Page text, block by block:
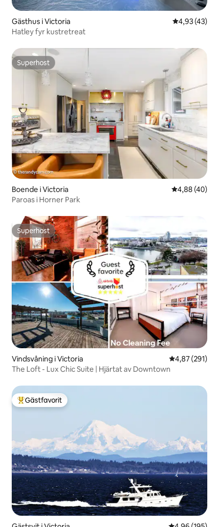
Gästhus i Victoria 4,93 av 5 i
4,93 (43)
Hatley fyr kustretreat
Superhost
Superhost
Boende i Victoria 4,88 av 5 i
4,88 (40)
Paroas i Horner Park
Superhost
Superhost
Vindsvåning i Victoria 4,87 av 5 i
4,87 (291)
The Loft - Lux Chic Suite | Hjärtat av Downtown
Populär gästfavorit
Gästfavorit